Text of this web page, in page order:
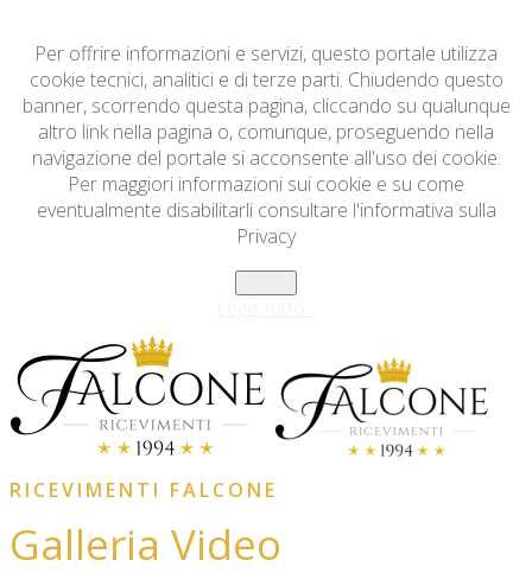
Per offrire informazioni e servizi, questo portale utilizza
cookie tecnici, analitici e di terze parti. Chiudendo questo
banner, scorrendo questa pagina, cliccando su qualunque
altro link nella pagina o, comunque, proseguendo nella
navigazione del portale si acconsente all'uso dei cookie.
Per maggiori informazioni sui cookie e su come
eventualmente disabilitarli consultare l'informativa sulla
Privacy
RICEVIMENTI FALCONE
Galleria Video